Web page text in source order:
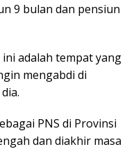
9 bulan dan pensiun
adalah tempat yang
mengabdi di
PNS di Provinsi
dan diakhir masa